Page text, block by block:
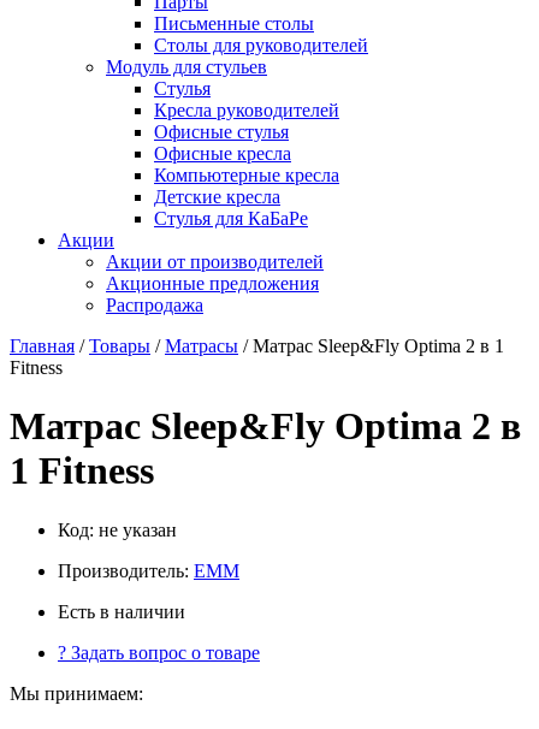
Письменные столы
Столы для руководителей
Модуль для стульев
Стулья
Кресла руководителей
Офисные стулья
Офисные кресла
Компьютерные кресла
Детские кресла
Стулья для КаБаРе
Акции
Акции от производителей
Акционные предложения
Распродажа
Главная /Товары /Матрасы / Матрас Sleep&Fly Optima 2 в 1
Fitness
Матрас Sleep&Fly Optima 2 в
1 Fitness
Код: не указан
Производитель: ЕММ
Есть в наличии
? Задать вопрос о товаре
Мы принимаем: